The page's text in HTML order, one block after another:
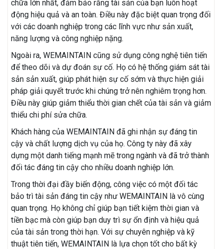
chữa lớn nhất, đảm bảo rằng tài sản của bạn luôn hoạt
động hiệu quả và an toàn. Điều này đặc biệt quan trọng đối
với các doanh nghiệp trong các lĩnh vực như sản xuất,
năng lượng và công nghiệp nặng.
Ngoài ra, WEMAINTAIN cũng sử dụng công nghệ tiên tiến
để theo dõi và dự đoán sự cố. Họ có hệ thống giám sát tài
sản sản xuất, giúp phát hiện sự cố sớm và thực hiện giải
pháp giải quyết trước khi chúng trở nên nghiêm trọng hơn.
Điều này giúp giảm thiểu thời gian chết của tài sản và giảm
thiểu chi phí sửa chữa.
Khách hàng của WEMAINTAIN đã ghi nhận sự đáng tin
cậy và chất lượng dịch vụ của họ. Công ty này đã xây
dựng một danh tiếng mạnh mẽ trong ngành và đã trở thành
đối tác đáng tin cậy cho nhiều doanh nghiệp lớn.
Trong thời đại đầy biến động, công việc có một đối tác
bảo trì tài sản đáng tin cậy như WEMAINTAIN là vô cùng
quan trọng. Họ không chỉ giúp bạn tiết kiệm thời gian và
tiền bạc mà còn giúp bạn duy trì sự ổn định và hiệu quả
của tài sản trong thời hạn. Với sự chuyên nghiệp và kỹ
thuật tiên tiến, WEMAINTAIN là lựa chọn tốt cho bất kỳ